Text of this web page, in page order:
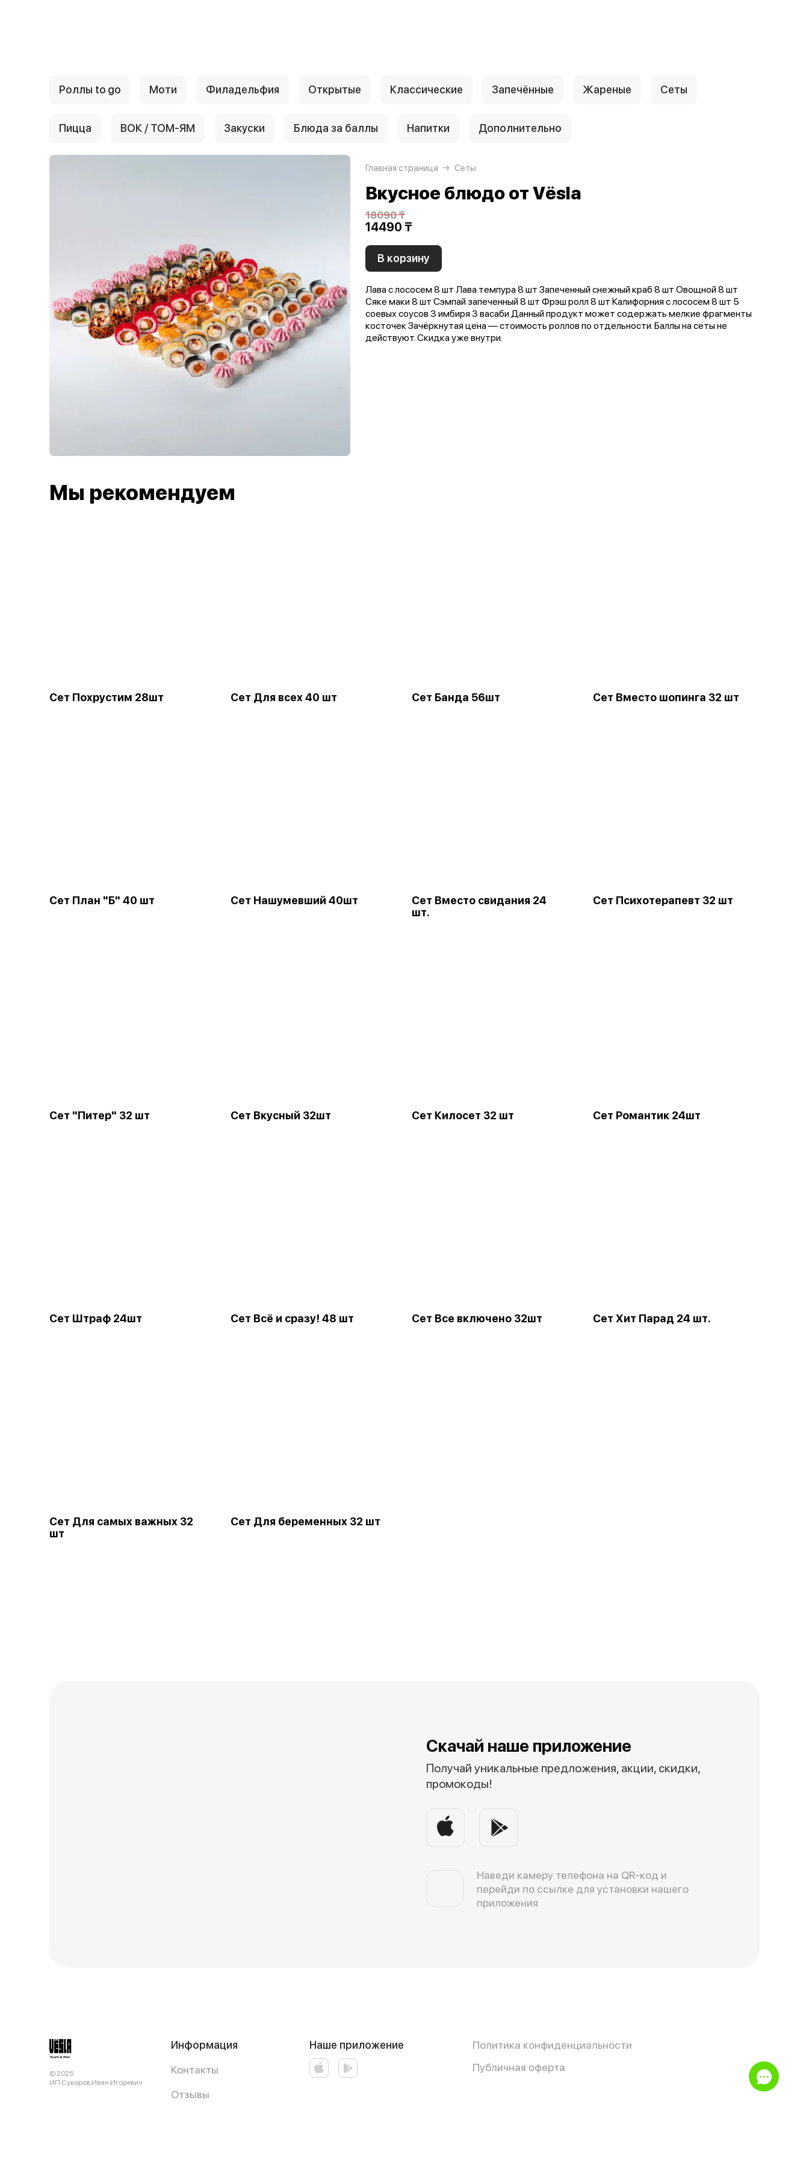
Роллы to go Моти Филадельфия Открытые Классические Запечённые Жареные Сеты
Пицца ВОК / ТОМ-ЯМ Закуски Блюда за баллы Напитки Дополнительно
Главная страница Сеты
Вкусное блюдо от Vёsla
18090 ₸
14490 ₸
В корзину
Лава с лососем 8 шт Лава темпура 8 шт Запеченный снежный краб 8 шт Овощной 8 шт
Сяке маки 8 шт Сэмпай запеченный 8 шт Фрэш ролл 8 шт Калифорния с лососем 8 шт 5
соевых соусов 3 имбиря 3 васаби Данный продукт может содержать мелкие фрагменты
косточек Зачёркнутая цена — стоимость роллов по отдельности. Баллы на сеты не
действуют. Скидка уже внутри.
Мы рекомендуем
Сет Похрустим 28шт Сет Для всех 40 шт Сет Банда 56шт Сет Вместо шопинга 32 шт
Сет План "Б" 40 шт Сет Нашумевший 40шт
Сет Вместо свидания 24
шт.
Сет Психотерапевт 32 шт
Сет "Питер" 32 шт Сет Вкусный 32шт Сет Килосет 32 шт Сет Романтик 24шт
Сет Штраф 24шт Сет Всё и сразу! 48 шт Сет Все включено 32шт Сет Хит Парад 24 шт.
Сет Для самых важных 32
шт
Сет Для беременных 32 шт
Скачай наше приложение
Получай уникальные предложения, акции, скидки,
промокоды!
Наведи камеру телефона на QR-код и
перейди по ссылке для установки нашего
приложения
© 2025
ИП Суворов Иван Игоревич
Информация
Контакты
Отзывы
Наше приложение
Политика конфиденциальности
Публичная оферта